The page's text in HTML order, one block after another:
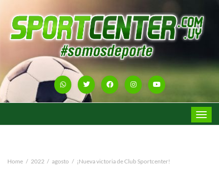
Toggle
Home 2022 agosto ¡Nueva victoria de Club Sportcenter!